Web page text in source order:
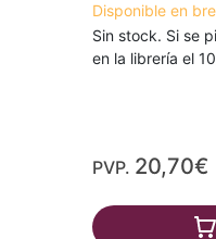
Disponible en
Sin stock. Si se
en la librería el
PVP. 20,70€